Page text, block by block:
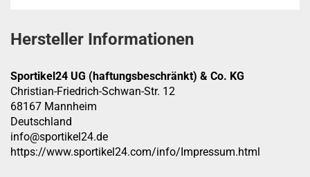
Hersteller Informationen
Sportikel24 UG (haftungsbeschränkt) & Co. KG
Christian-Friedrich-Schwan-Str. 12
68167 Mannheim
Deutschland
info@sportikel24.de
https://www.sportikel24.com/info/Impressum.html